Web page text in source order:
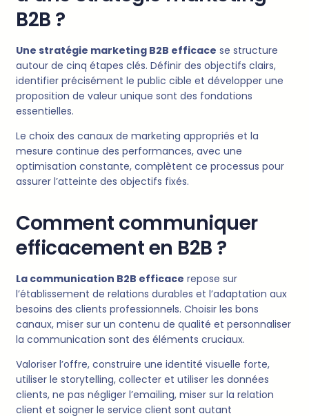
B2B ?
Une stratégie marketing B2B efficace se structure
autour de cinq étapes clés. Définir des objectifs clairs,
identifier précisément le public cible et développer une
proposition de valeur unique sont des fondations
essentielles.
Le choix des canaux de marketing appropriés et la
mesure continue des performances, avec une
optimisation constante, complètent ce processus pour
assurer l’atteinte des objectifs fixés.
Comment communiquer
efficacement en B2B ?
La communication B2B efficace repose sur
l’établissement de relations durables et l’adaptation aux
besoins des clients professionnels. Choisir les bons
canaux, miser sur un contenu de qualité et personnaliser
la communication sont des éléments cruciaux.
Valoriser l’offre, construire une identité visuelle forte,
utiliser le storytelling, collecter et utiliser les données
clients, ne pas négliger l’emailing, miser sur la relation
client et soigner le service client sont autant